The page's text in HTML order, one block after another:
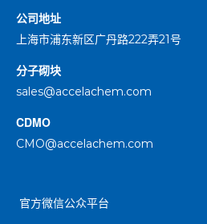
公司地址
上海市浦东新区广丹路222弄21号
分子砌块
sales@accelachem.com
CDMO
CMO@accelachem.com
官方微信公众平台